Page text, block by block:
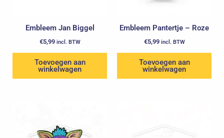
Embleem Jan Biggel
€5,99 incl. BTW
Toevoegen aan
winkelwagen
Embleem Pantertje – Roze
€5,99 incl. BTW
Toevoegen aan
winkelwagen